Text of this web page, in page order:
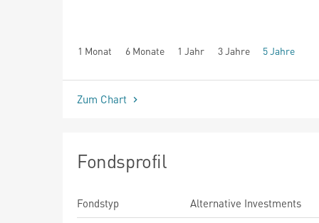
1 Monat 6 Monate 1 Jahr 3 Jahre 5 Jahre
seit Beginn
Zum Chart
Fondsprofil
Fondstyp
Alternative Investments